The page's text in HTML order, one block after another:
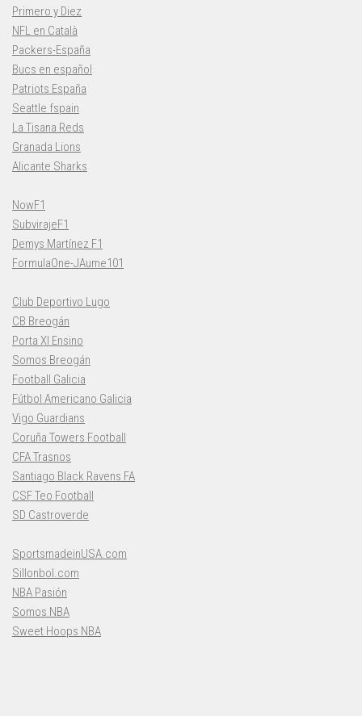
Primero y Diez
NFL en Català
Packers-España
Bucs en español
Patriots España
Seattle fspain
La Tisana Reds
Granada Lions
Alicante Sharks
NowF1
SubvirajeF1
Demys Martínez F1
FormulaOne-JAume101
Club Deportivo Lugo
CB Breogán
Porta XI Ensino
Somos Breogán
Football Galicia
Fútbol Americano Galicia
Vigo Guardians
Coruña Towers Football
CFA Trasnos
Santiago Black Ravens FA
CSF Teo Football
SD Castroverde
SportsmadeinUSA.com
Sillonbol.com
NBA Pasión
Somos NBA
Sweet Hoops NBA